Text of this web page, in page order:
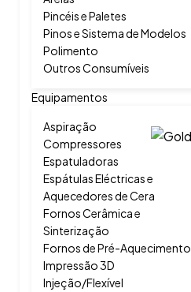
Pincéis e Paletes
Pinos e Sistema de Modelos
Polimento
Outros Consumíveis
Equipamentos
Aspiração
Compressores
Espatuladoras
Espátulas Eléctricas e
Aquecedores de Cera
Fornos Cerâmica e
Sinterização
Fornos de Pré-Aquecimento
Impressão 3D
Injeção/Flexível